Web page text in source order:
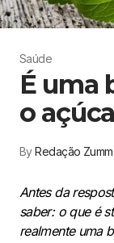
Saúde
É uma
o
ByRedação Zumm
Antes da
saber: o que é
realmente uma